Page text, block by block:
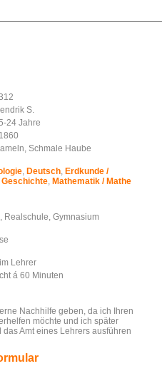
S.
24 Jahre
Schmale Haube
, Deutsch, Erdkunde /
Geschichte, Mathematik / Mathe
Realschule, Gymnasium
Lehrer
á 60 Minuten
Nachhilfe geben, da ich Ihren
möchte und ich später
das Amt eines Lehrers ausführen